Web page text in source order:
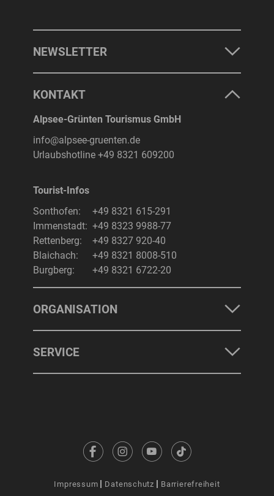
NEWSLETTER
KONTAKT
Alpsee-Grünten Tourismus GmbH
info@alpsee-gruenten.de
Urlaubshotline +49 8321 609200
Tourist-Infos
Sonthofen:
+49 8321 615-291
Immenstadt: +49 8323 9988-77
Rettenberg:
+49 8327 920-40
Blaichach:
+49 8321 8008-510
Burgberg:
+49 8321 6722-20
ORGANISATION
SERVICE
Impressum Datenschutz Barrierefreiheit